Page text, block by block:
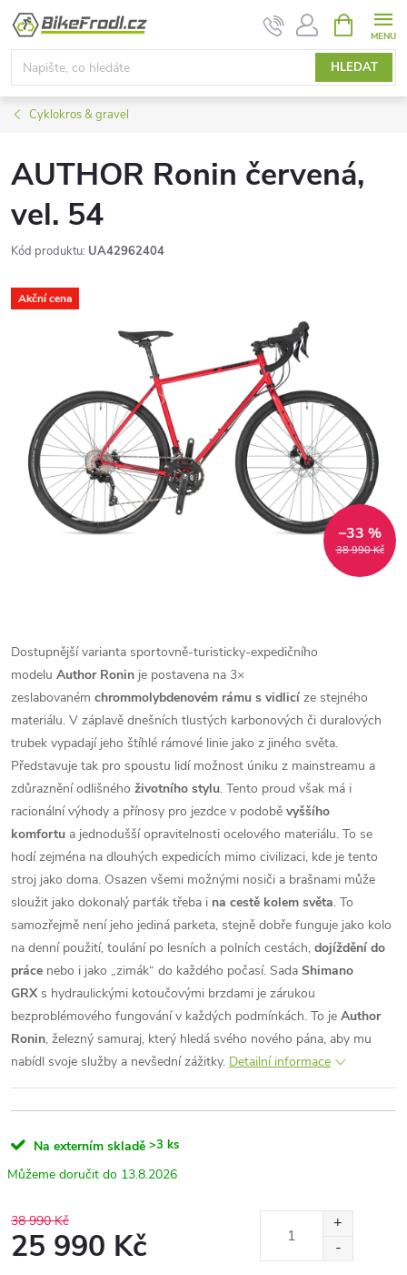
Přejít
obsah
HLEDAT
NÁKUPNÍ
KOŠÍK
Cyklokros & gravel
AUTHOR Ronin červená,
vel. 54
Kód produktu: UA42962404
Akční cena
38 990 Kč
–33 %
Dostupnější varianta sportovně-turisticky-expedičního
modelu Author Ronin je postavena na 3×
zeslabovaném chrommolybdenovém rámu s vidlicí ze stejného
materiálu. V záplavě dnešních tlustých karbonových či duralových
trubek vypadají jeho štíhlé rámové linie jako z jiného světa.
Představuje tak pro spoustu lidí možnost úniku z mainstreamu a
zdůraznění odlišného životního stylu. Tento proud však má i
racionální výhody a přínosy pro jezdce v podobě vyššího
komfortu a jednodušší opravitelnosti ocelového materiálu. To se
hodí zejména na dlouhých expedicích mimo civilizaci, kde je tento
stroj jako doma. Osazen všemi možnými nosiči a brašnami může
sloužit jako dokonalý parťák třeba i na cestě kolem světa. To
samozřejmě není jeho jediná parketa, stejně dobře funguje jako kolo
na denní použití, toulání po lesních a polních cestách, dojíždění do
práce nebo i jako „zimák“ do každého počasí. Sada Shimano
GRX s hydraulickými kotoučovými brzdami je zárukou
bezproblémového fungování v každých podmínkách. To je Author
Ronin, železný samuraj, který hledá svého nového pána, aby mu
nabídl svoje služby a nevšední zážitky. Detailní informace
Na externím skladě >3 ks
13.8.2026
38 990 Kč
25 990 Kč